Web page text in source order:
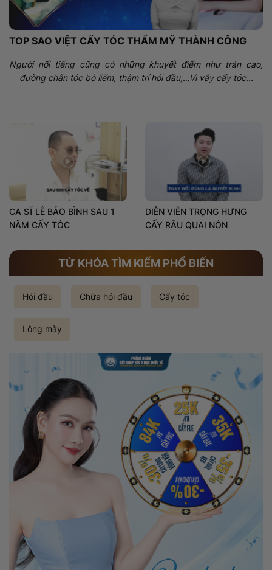
TOP SAO VIỆT CẤY TÓC THẨM MỸ THÀNH CÔNG
Người nổi tiếng cũng có những khuyết điểm như trán cao,
đường chân tóc bò liếm, thậm trí hói đầu,…Vì vậy cấy tóc...
CA SĨ LÊ BẢO BÌNH SAU 1
NĂM CẤY TÓC
DIỄN VIÊN TRỌNG HƯNG
CẤY RÂU QUAI NÓN
TỪ KHÓA TÌM KIẾM PHỔ BIẾN
Hói đầu Chữa hói đầu Cấy tóc
Lông mày